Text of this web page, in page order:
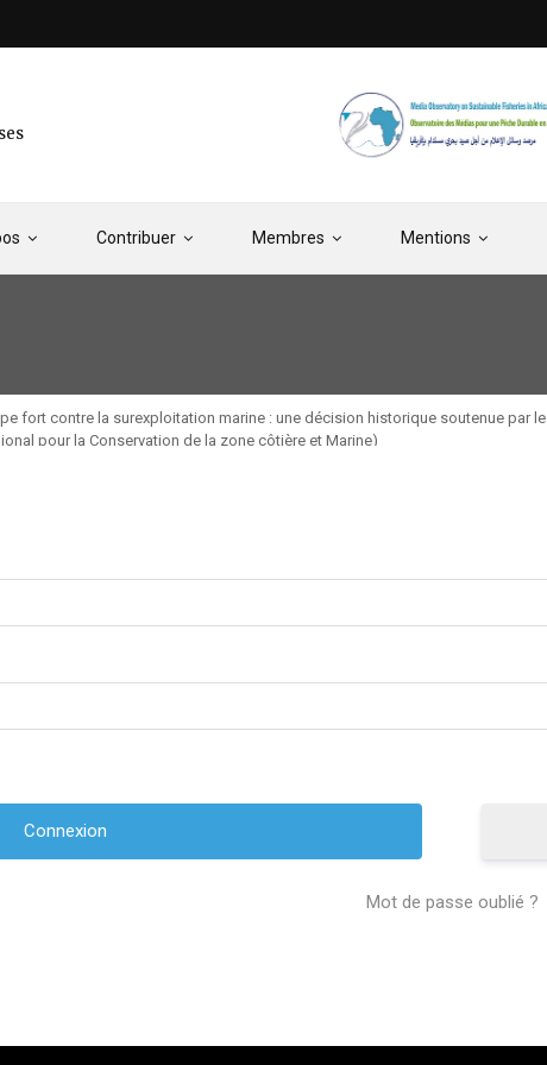
Contribuer Membres Mentions
fort contre la surexploitation marine : une décision historique soutenue par le
pour la Conservation de la zone côtière et Marine)
Mot de passe oublié ?